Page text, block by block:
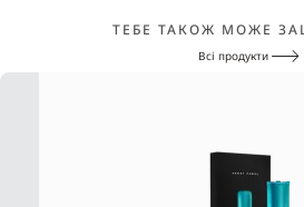
ТЕБЕ ТАКОЖ МОЖЕ
Всі продукти